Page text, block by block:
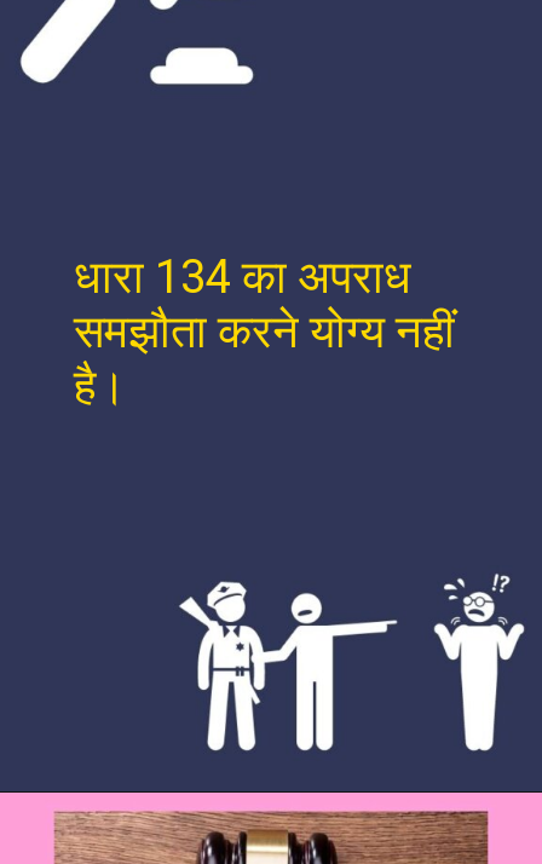
धारा 134 का अपराध
समझौता करने योग्य नहीं
है।